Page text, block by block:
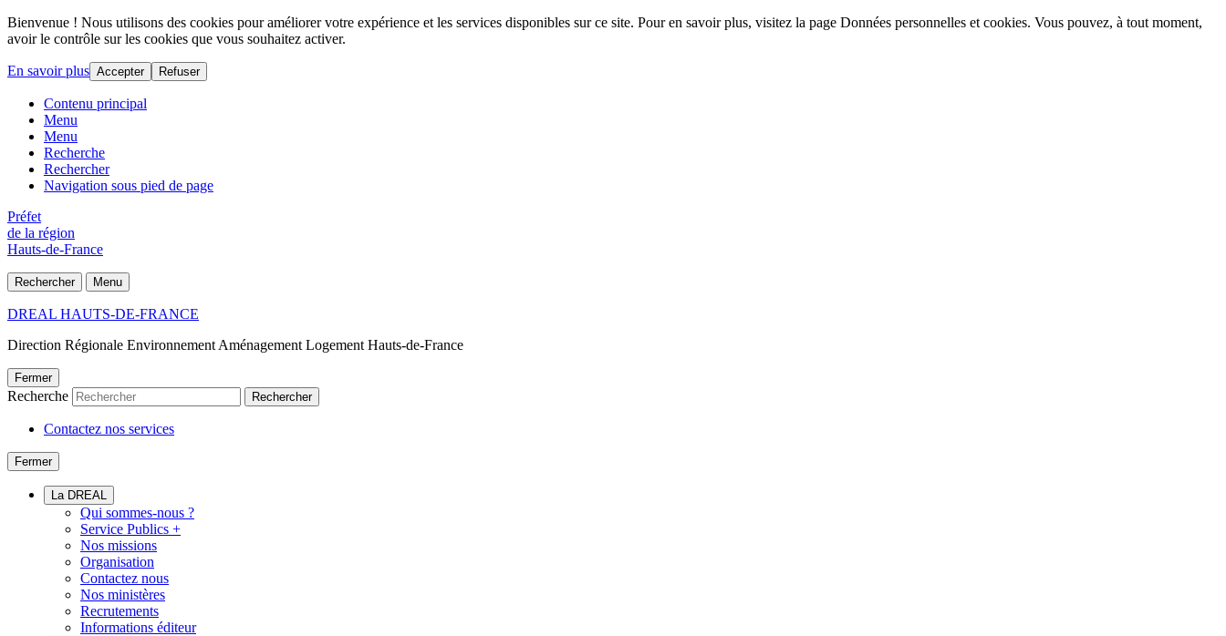
Bienvenue ! Nous utilisons des cookies pour améliorer votre expérience et les services disponibles sur ce site. Pour en savoir plus, visitez la page Données personnelles et cookies. Vous pouvez, à tout moment,
avoir le contrôle sur les cookies que vous souhaitez activer.
En savoir plus Accepter Refuser
Contenu principal
Menu
Menu
Recherche
Rechercher
Navigation sous pied de page
Préfet
de la région
Hauts-de-France
Rechercher Menu
DREAL HAUTS-DE-FRANCE
Direction Régionale Environnement Aménagement Logement Hauts-de-France
Fermer
Recherche Rechercher
Contactez nos services
Fermer
La DREAL
Qui sommes-nous ?
Service Publics +
Nos missions
Organisation
Contactez nous
Nos ministères
Recrutements
Informations éditeur